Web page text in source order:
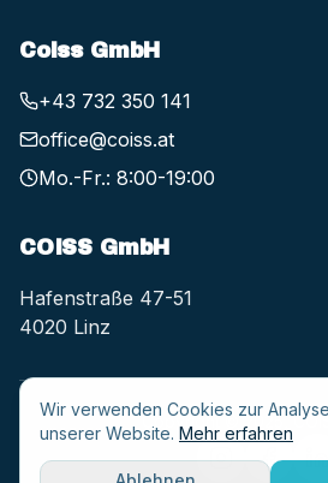
Coiss GmbH
+43 732 350 141
office@coiss.at
Mo.-Fr.: 8:00-19:00
COISS GmbH
Hafenstraße 47-51
4020 Linz
Copyright © 2025,
Wir verwenden Cookies zur
unserer Website. Mehr erfahren